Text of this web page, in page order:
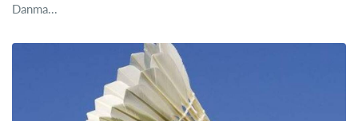
Danma...